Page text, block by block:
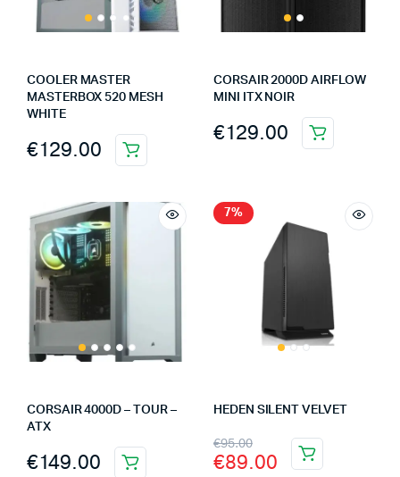
COOLER MASTER
MASTERBOX 520 MESH
WHITE
€129.00
CORSAIR 2000D AIRFLOW
MINI ITX NOIR
€129.00
CORSAIR 4000D – TOUR –
ATX
€149.00
7%
HEDEN SILENT VELVET
€95.00
€89.00